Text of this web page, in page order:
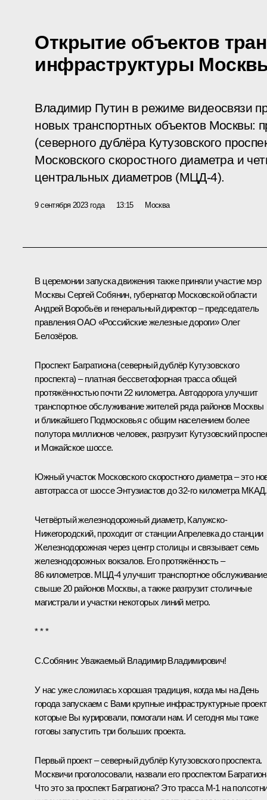
Открытие объектов
инфраструктуры
Владимир Путин в режиме видеосвязи
новых транспортных объектов Москвы:
(северного дублёра Кутузовского
Московского скоростного диаметра и
центральных диаметров (МЦД-4).
9 сентября 2023 года 13:15 Москва
В церемонии запуска движения также приняли участие мэр
МосквыСергей Собянин, губернатор Московской области
Андрей Воробьёви генеральный директор – председатель
правления ОАО «Российские железные дороги»Олег
Белозёров.
Проспект Багратиона (северный дублёр Кутузовского
проспекта) – платная бессветофорная трасса общей
протяжённостью почти 22 километра. Автодорога улучшит
транспортное обслуживание жителей ряда районов Москвы
и ближайшего Подмосковья с общим населением более
полутора миллионов человек, разгрузит Кутузовский
и Можайское шоссе.
Южный участок Московского скоростного диаметра – это
автотрасса от шоссе Энтузиастов до 32-го километра МКАД.
Четвёртый железнодорожный диаметр, Калужско-
Нижегородский, проходит от станции Апрелевка до станции
Железнодорожная через центр столицы и связывает семь
железнодорожных вокзалов. Его протяжённость –
86 километров. МЦД-4 улучшит транспортное обслуживание
свыше 20 районов Москвы, а также разгрузит столичные
магистрали и участки некоторых линий метро.
* * *
С.Собянин: Уважаемый Владимир Владимирович!
У нас уже сложилась хорошая традиция, когда мы на День
города запускаем с Вами крупные инфраструктурные
которые Вы курировали, помогали нам. И сегодня мы тоже
готовы запустить три больших проекта.
Первый проект ‒ северный дублёр Кутузовского проспекта.
Москвичи проголосовали, назвали его проспектом
Что это за проспект Багратиона? Это трасса М-1 на